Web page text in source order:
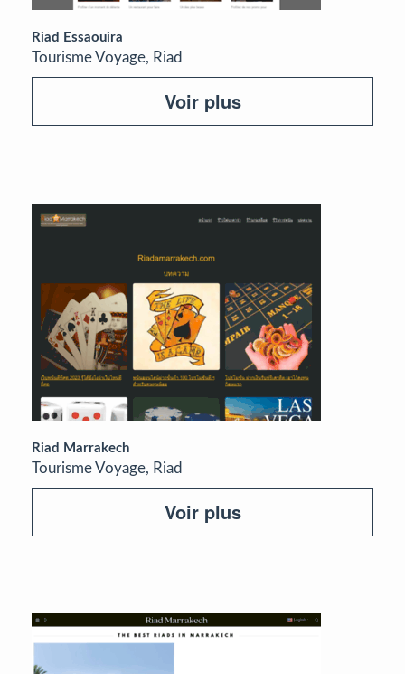
Riad Essaouira
Tourisme Voyage, Riad
Voir plus
Riad Marrakech
Tourisme Voyage, Riad
Voir plus